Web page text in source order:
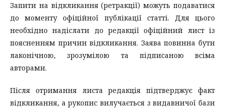
Запити на відкликання (ретракції) можуть подаватися
до моменту офіційної публікації статті. Для цього
необхідно надіслати до редакції офіційний лист із
поясненням причин відкликання. Заява повинна бути
лаконічною, зрозумілою та підписаною всіма
авторами.
Після отримання листа редакція підтверджує факт
відкликання, а рукопис вилучається з видавничої бази